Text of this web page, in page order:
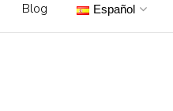
Blog Español